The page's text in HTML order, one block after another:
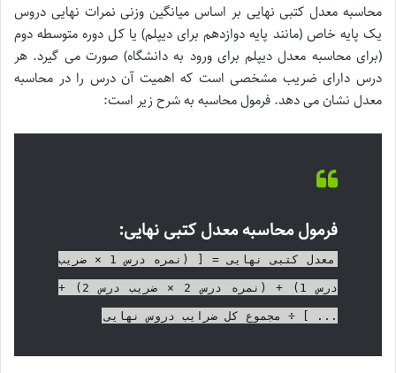
محاسبه معدل کتبی نهایی بر اساس میانگین وزنی نمرات نهایی دروس
یک پایه خاص (مانند پایه دوازدهم برای دیپلم) یا کل دوره متوسطه دوم
(برای محاسبه معدل دیپلم برای ورود به دانشگاه) صورت می گیرد. هر
درس دارای ضریب مشخصی است که اهمیت آن درس را در محاسبه
معدل نشان می دهد. فرمول محاسبه به شرح زیر است:
فرمول محاسبه معدل کتبی نهایی:
معدل کتبی نهایی = [ (نمره درس 1 × ضریب
درس 1) + (نمره درس 2 × ضریب درس 2) +
... ] ÷ مجموع کل ضرایب دروس نهایی